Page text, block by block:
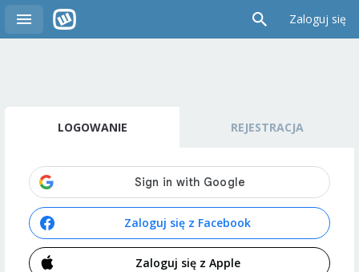
Zaloguj się
LOGOWANIE REJESTRACJA
Zaloguj się z Facebook
Zaloguj się z Apple